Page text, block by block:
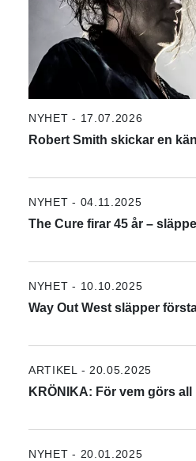
NYHET - 17.07.2026
Robert Smith skickar en
NYHET - 04.11.2025
The Cure firar 45 år –
NYHET - 10.10.2025
Way Out West släpper
ARTIKEL - 20.05.2025
KRÖNIKA: För vem görs all
NYHET - 20.01.2025